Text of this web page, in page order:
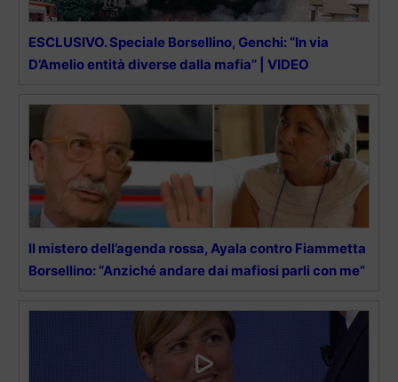
ESCLUSIVO. Speciale Borsellino, Genchi: “In via
D’Amelio entità diverse dalla mafia” | VIDEO
Il mistero dell’agenda rossa, Ayala contro Fiammetta
Borsellino: “Anziché andare dai mafiosi parli con me”